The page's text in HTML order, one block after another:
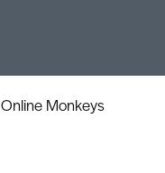
Online Monkeys